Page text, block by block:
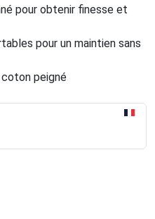
pour obtenir finesse et
pour un maintien sans
peigné